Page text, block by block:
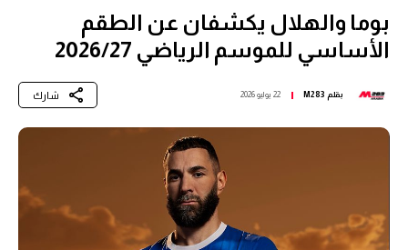
بوما والهلال يكشفان عن الطقم
الأساسي للموسم الرياضي 2026/27
بقلم M283 22 يوليو 2026 شارك